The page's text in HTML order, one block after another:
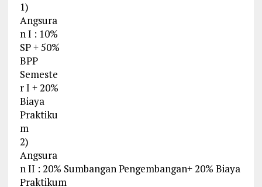
1)
Angsura
n I : 10%
SP + 50%
BPP
Semeste
r I + 20%
Biaya
Praktiku
m
2)
Angsura
n II : 20% Sumbangan Pengembangan+ 20% Biaya
Praktikum